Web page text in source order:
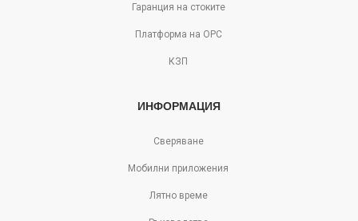
Гаранция на стоките
Платформа на ОРС
КЗП
ИНФОРМАЦИЯ
Сверяване
Мобилни приложения
Лятно време